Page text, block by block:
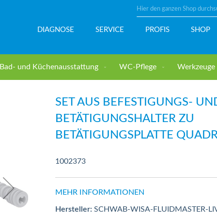
DIAGNOSE SERVICE PROFIS SHOP
Bad- und Küchenausstattung WC-Pflege
SET AUS BEFESTIGUNGS-
BETÄTIGUNGSHALTER ZU
BETÄTIGUNGSPLATTE
1002373
MEHR INFORMATIONEN
Hersteller: SCHWAB-WISA-FLUIDMASTER-